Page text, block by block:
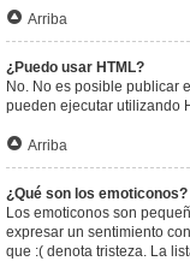
Arriba
¿Puedo usar HTML?
No. No es posible publicar
pueden ejecutar utilizando
Arriba
¿Qué son los emoticonos?
Los emoticonos son
expresar un sentimiento
que :( denota tristeza. La